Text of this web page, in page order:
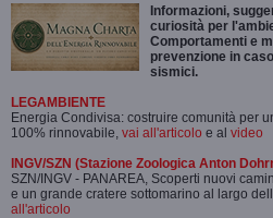
Informazioni,
curiosità per
Comportamenti e
prevenzione in
sismici.
LEGAMBIENTE
Energia Condivisa: costruire comunità per
100% rinnovabile, vai all'articolo e al video
INGV/SZN (Stazione Zoologica Anton
SZN/INGV - PANAREA, Scoperti nuovi
e un grande cratere sottomarino al largo
all'articolo